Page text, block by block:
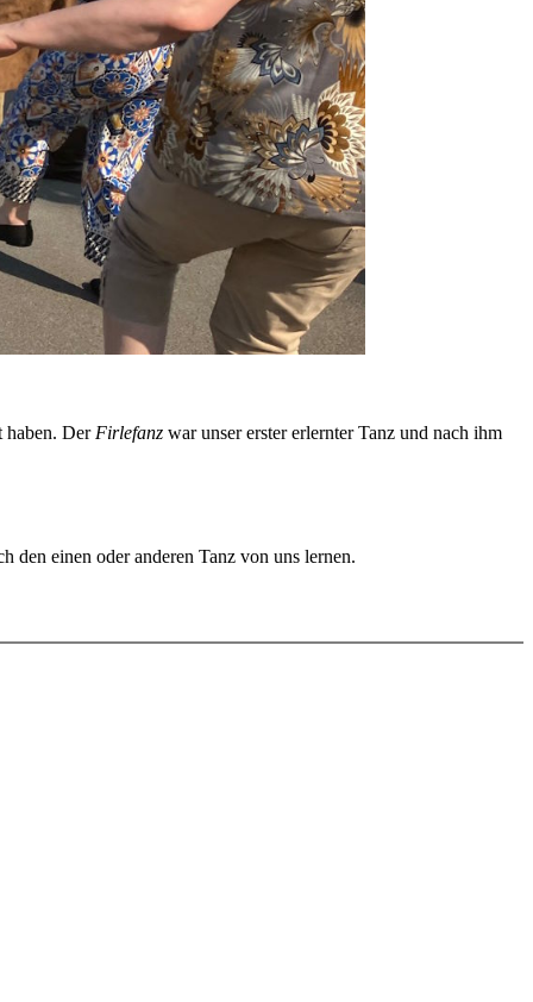
haben. Der Firlefanz war unser erster erlernter Tanz und nach ihm
den einen oder anderen Tanz von uns lernen.